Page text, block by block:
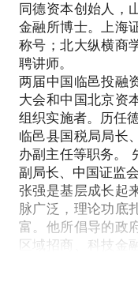
如何识别投资骗局
相信在这些方面，
相互学习！
PS.在选择与我见
竟，一小时的谈话
题提前发给我，方
同德资本创始人，
金融所博士。上海
称号；北大纵横商
聘讲师。
两届中国临邑投融
大会和中国北京资
组织实施者。历任
临邑县国税局局长
办副主任等职务。
副局长、中国证监会
张强是基层成长起
脉广泛，理论功底
富。他所倡导的政
区域招商、科技金
果；先后主导和推